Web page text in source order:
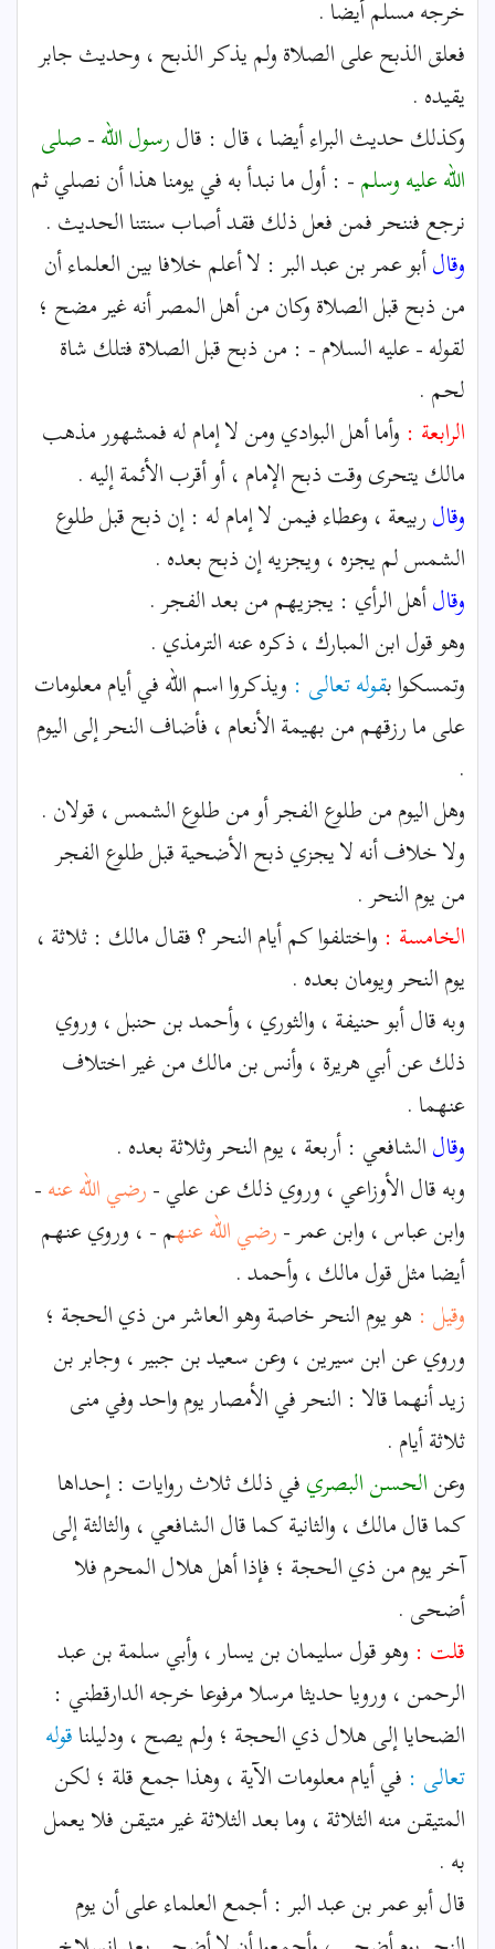
خرجه مسلم أيضا .
فعلق الذبح على الصلاة ولم يذكر الذبح ، وحديث جابر
يقيده .
وكذلك حديث البراء أيضا ، قال : قالرسول الله-صلى
الله عليه وسلم- : أول ما نبدأ به في يومنا هذا أن نصلي ثم
نرجع فننحر فمن فعل ذلك فقد أصاب سنتنا الحديث .
وقالأبو عمر بن عبد البر : لا أعلم خلافا بين العلماء أن
من ذبح قبل الصلاة وكان من أهل المصر أنه غير مضح ؛
لقوله - عليه السلام - : من ذبح قبل الصلاة فتلك شاة
لحم .
الرابعة : وأما أهل البوادي ومن لا إمام له فمشهور مذهب
مالك يتحرى وقت ذبح الإمام ، أو أقرب الأئمة إليه .
وقالربيعة ، وعطاء فيمن لا إمام له : إن ذبح قبل طلوع
الشمس لم يجزه ، ويجزيه إن ذبح بعده .
وقالأهل الرأي : يجزيهم من بعد الفجر .
وهو قول ابن المبارك ، ذكره عنه الترمذي .
وتمسكوا بقوله تعالى : ويذكروا اسم الله في أيام معلومات
على ما رزقهم من بهيمة الأنعام ، فأضاف النحر إلى اليوم
.
وهل اليوم من طلوع الفجر أو من طلوع الشمس ، قولان .
ولا خلاف أنه لا يجزي ذبح الأضحية قبل طلوع الفجر
من يوم النحر .
الخامسة : واختلفوا كم أيام النحر ؟ فقال مالك : ثلاثة ،
يوم النحر ويومان بعده .
وبه قال أبو حنيفة ، والثوري ، وأحمد بن حنبل ، وروي
ذلك عن أبي هريرة ، وأنس بن مالك من غير اختلاف
عنهما .
وقالالشافعي : أربعة ، يوم النحر وثلاثة بعده .
وبه قال الأوزاعي ، وروي ذلك عن علي -رضي الله عنه-
وابن عباس ، وابن عمر -رضي الله عنهم - ، وروي عنهم
أيضا مثل قول مالك ، وأحمد .
وقيل : هو يوم النحر خاصة وهو العاشر من ذي الحجة ؛
وروي عن ابن سيرين ، وعن سعيد بن جبير ، وجابر بن
زيد أنهما قالا : النحر في الأمصار يوم واحد وفي منى
ثلاثة أيام .
وعنالحسن البصريفي ذلك ثلاث روايات : إحداها
كما قال مالك ، والثانية كما قال الشافعي ، والثالثة إلى
آخر يوم من ذي الحجة ؛ فإذا أهل هلال المحرم فلا
أضحى .
قلت : وهو قول سليمان بن يسار ، وأبي سلمة بن عبد
الرحمن ، ورويا حديثا مرسلا مرفوعا خرجه الدارقطني :
الضحايا إلى هلال ذي الحجة ؛ ولم يصح ، ودليلناقوله
تعالى : في أيام معلومات الآية ، وهذا جمع قلة ؛ لكن
المتيقن منه الثلاثة ، وما بعد الثلاثة غير متيقن فلا يعمل
به .
قال أبو عمر بن عبد البر : أجمع العلماء على أن يوم